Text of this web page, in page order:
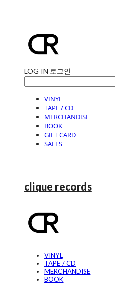
LOG IN 로그인
VINYL
TAPE / CD
MERCHANDISE
BOOK
GIFT CARD
SALES
clique records
VINYL
TAPE / CD
MERCHANDISE
BOOK